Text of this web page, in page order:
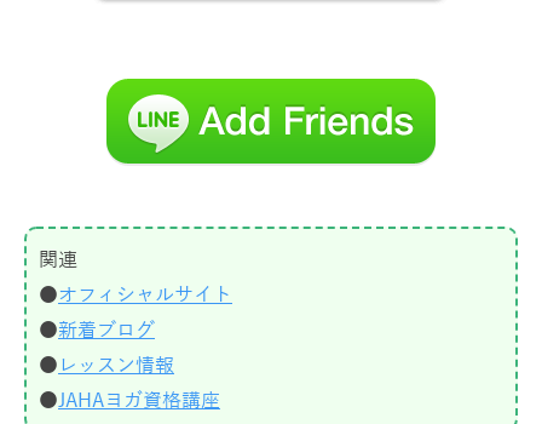
関連
●オフィシャルサイト
●新着ブログ
●レッスン情報
●JAHAヨガ資格講座